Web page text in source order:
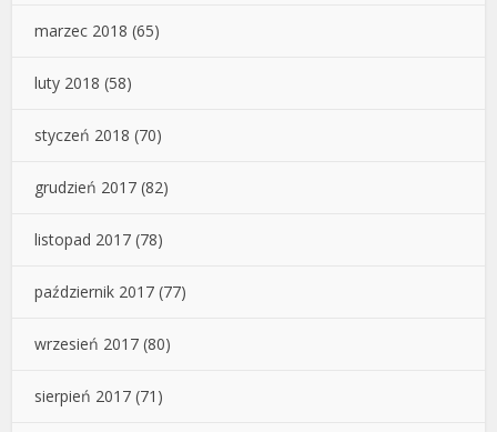
marzec 2018 (65)
luty 2018 (58)
styczeń 2018 (70)
grudzień 2017 (82)
listopad 2017 (78)
październik 2017 (77)
wrzesień 2017 (80)
sierpień 2017 (71)